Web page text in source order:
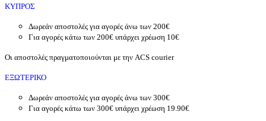
ΚΥΠΡΟΣ
Δωρεάν αποστολές για αγορές άνω των 200€
Για αγορές κάτω των 200€ υπάρχει χρέωση 10€
Οι αποστολές πραγματοποιούνται με την ACS courier
ΕΞΩΤΕΡΙΚΟ
Δωρεάν αποστολές για αγορές άνω των 300€
Για αγορές κάτω των 300€ υπάρχει χρέωση 19.90€